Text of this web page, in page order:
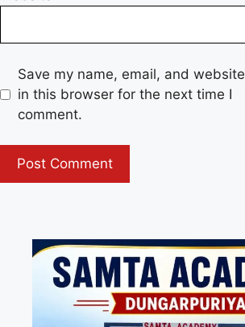
Save my name, email, and website
in this browser for the next time I
comment.